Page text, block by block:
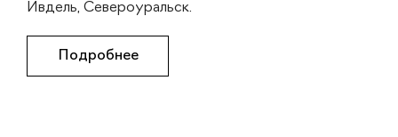
Ивдель, Североуральск.
Подробнее